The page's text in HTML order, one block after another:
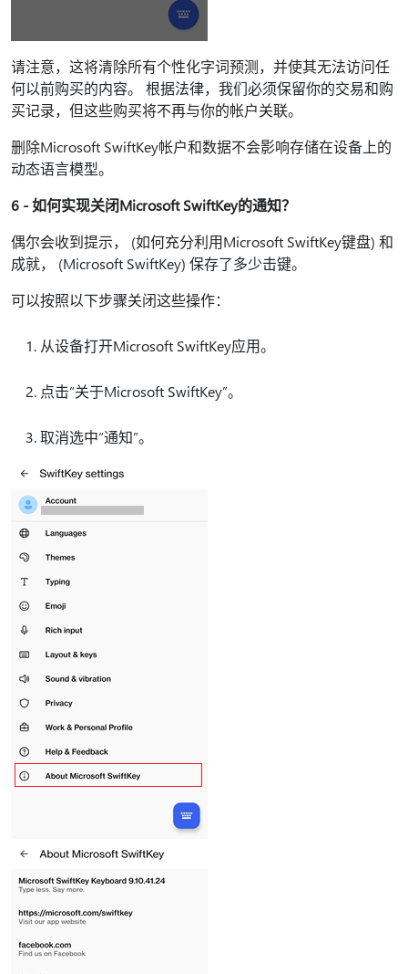
请注意，这将清除所有个性化字词预测，并使其无法访问任
何以前购买的内容。 根据法律，我们必须保留你的交易和购
买记录，但这些购买将不再与你的帐户关联。
删除Microsoft SwiftKey帐户和数据不会影响存储在设备上的
动态语言模型。
6 - 如何实现关闭Microsoft SwiftKey的通知？
偶尔会收到提示， (如何充分利用Microsoft SwiftKey键盘) 和
成就， (Microsoft SwiftKey) 保存了多少击键。
可以按照以下步骤关闭这些操作：
从设备打开Microsoft SwiftKey应用。
点击“关于Microsoft SwiftKey”。
取消选中“通知”。